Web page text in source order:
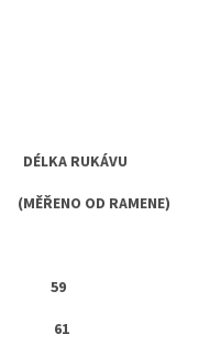
RUKÁVU
OD RAMENE)